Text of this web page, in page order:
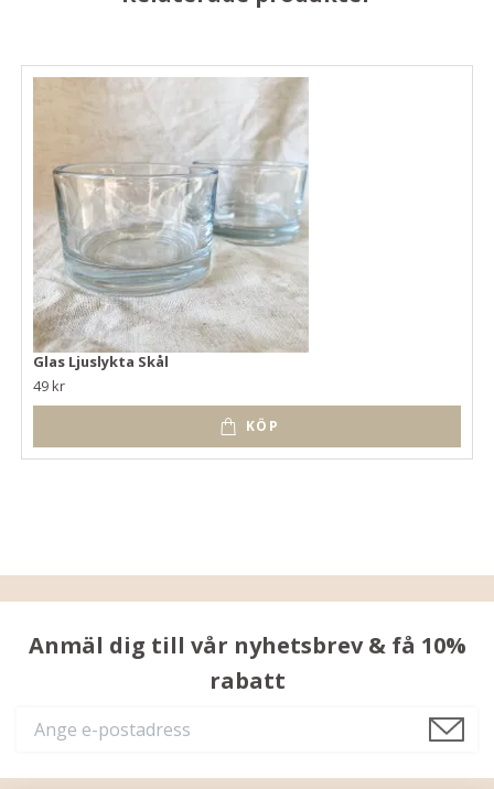
Glas Ljuslykta Skål
49 kr
KÖP
Anmäl dig till vår nyhetsbrev & få 10%
rabatt